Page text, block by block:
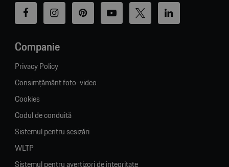
Companie
Privacy Policy
Consimțământ foto-video
Cookies
Codul de conduită
Sistemul pentru sesizări
WLTP
Sistemul pentru avertizori de integritate